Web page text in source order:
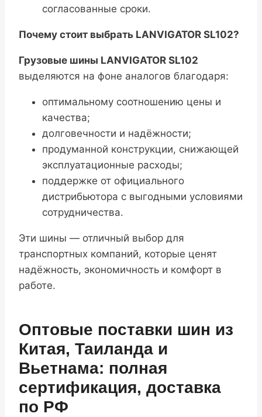
согласованные сроки.
Почему стоит выбрать LANVIGATOR SL102?
Грузовые шины LANVIGATOR SL102
выделяются на фоне аналогов благодаря:
оптимальному соотношению цены и
качества;
долговечности и надёжности;
продуманной конструкции, снижающей
эксплуатационные расходы;
поддержке от официального
дистрибьютора с выгодными условиями
сотрудничества.
Эти шины — отличный выбор для
транспортных компаний, которые ценят
надёжность, экономичность и комфорт в
работе.
Оптовые поставки шин из
Китая, Таиланда и
Вьетнама: полная
сертификация, доставка
по РФ